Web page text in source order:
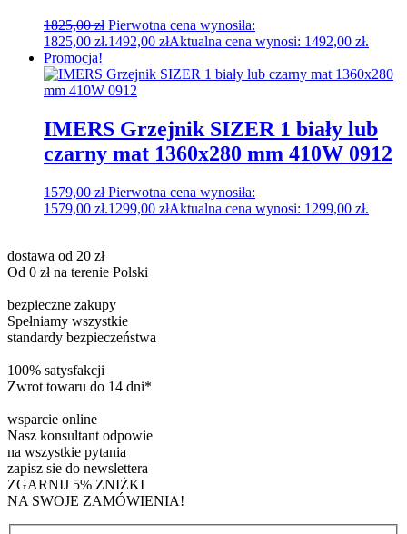
1825,00zł Pierwotna cena wynosiła:
1825,00 zł.1492,00 złAktualna cena wynosi: 1492,00 zł.
Promocja!
IMERS Grzejnik SIZER 1 biały lub
czarny mat 1360x280 mm 410W 0912
1579,00zł Pierwotna cena wynosiła:
1579,00 zł.1299,00 złAktualna cena wynosi: 1299,00 zł.
dostawa od 20 zł
Od 0 zł na terenie Polski
bezpieczne zakupy
Spełniamy wszystkie
standardy bezpieczeństwa
100% satysfakcji
Zwrot towaru do 14 dni*
wsparcie online
Nasz konsultant odpowie
na wszystkie pytania
zapisz sie do newslettera
ZGARNIJ 5% ZNIŻKI
NA SWOJE ZAMÓWIENIA!